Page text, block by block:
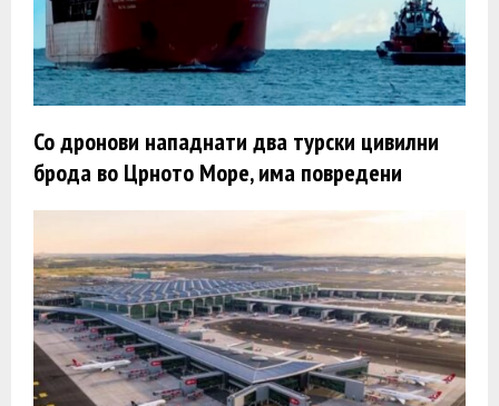
Со дронови нападнати два турски цивилни
брода во Црното Море, има повредени